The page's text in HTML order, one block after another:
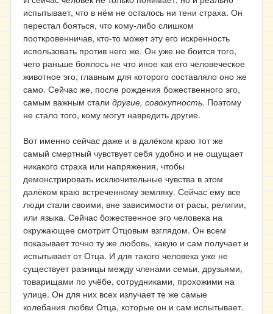
испытывает, что в нём не осталось ни тени страха. Он
перестал бояться, что кому-либо слишком
пооткровенничав, кто-то может эту его искренность
использовать против него же. Он уже не боится того,
чего раньше боялось не что иное как его человеческое
животное эго, главным для которого составляло оно же
само. Сейчас же, после рождения божественного эго,
самым важным стали другие, совокупность. Поэтому
не стало того, кому могут навредить другие.
Вот именно сейчас даже и в далёком краю тот же
самый смертный чувствует себя удобно и не ощущает
никакого страха или напряжения, чтобы
демонстрировать исключительные чувства в этом
далёком краю встреченному земляку. Сейчас ему все
люди стали своими, вне зависимости от расы, религии,
или языка. Сейчас божественное эго человека на
окружающее смотрит Отцовым взглядом. Он всем
показывает точно ту же любовь, какую и сам получает и
испытывает от Отца. И для такого человека уже не
существует разницы между членами семьи, друзьями,
товарищами по учёбе, сотрудниками, прохожими на
улице. Он для них всех излучает те же самые
колебания любви Отца, которые он и сам испытывает.